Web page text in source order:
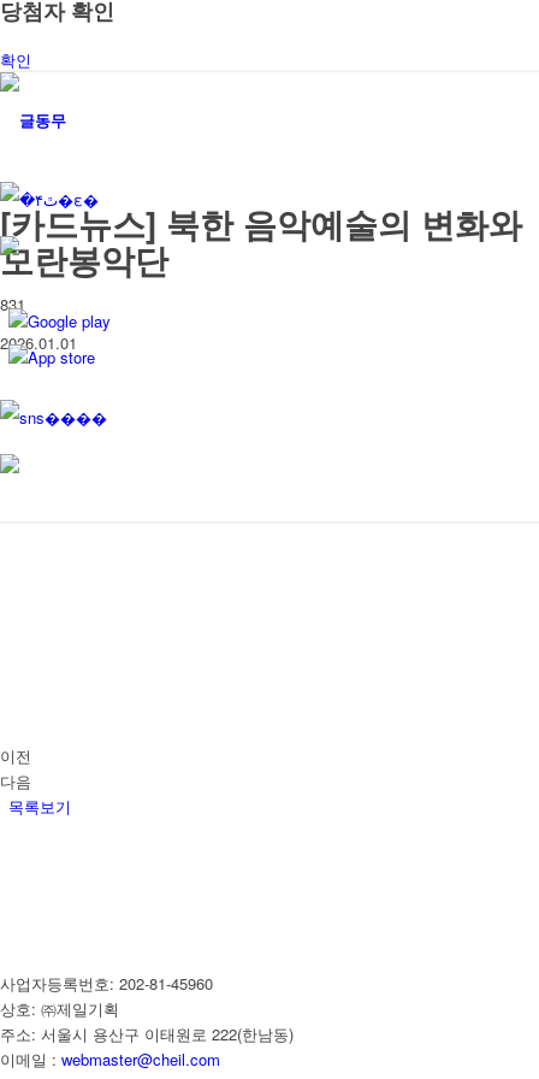
당첨자 확인
확인
Google play
App store
[카드뉴스] 북한 음악예술의 변화와
모란봉악단
831
2026.01.01
이전
다음
목록보기
사업자등록번호: 202-81-45960
상호: ㈜제일기획
주소: 서울시 용산구 이태원로 222(한남동)
이메일 : webmaster@cheil.com